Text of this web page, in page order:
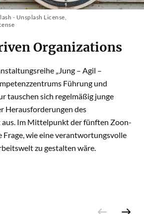
- Unsplash License,
Organizations
„Jung – Agil –
Führung und
tauschen sich regelmäßig junge
Herausforderungen des
aus. Im Mittelpunkt der fünften Zoon-
Frage, wie eine verantwortungsvolle
zu gestalten wäre.